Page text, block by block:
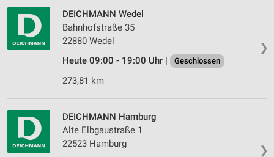
❯
DEICHMANN Wedel
Bahnhofstraße 35
22880 Wedel
Heute 09:00 - 19:00 Uhr |
Geschlossen
273,81 km
❯
DEICHMANN Hamburg
Alte Elbgaustraße 1
22523 Hamburg